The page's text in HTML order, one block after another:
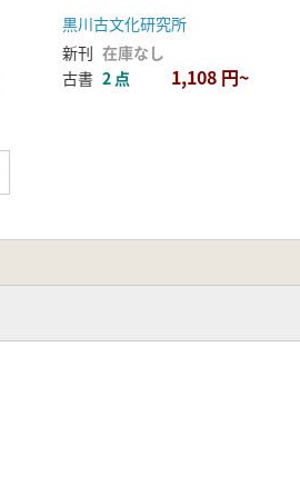
黒川古文化研究所
新刊 在庫なし
古書 2 点 1,108 円~